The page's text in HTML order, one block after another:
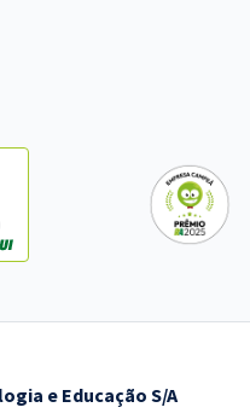
e Educação S/A